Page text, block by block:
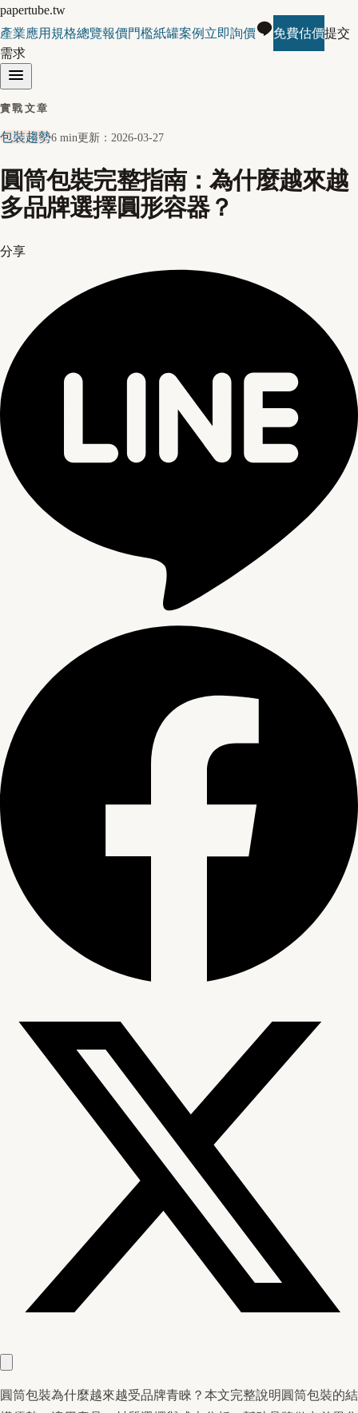
papertube.tw
產業應用 規格總覽報價門檻紙罐案例 立即詢價 免費估價提交
需求
實戰文章
包裝趨勢6 min更新： 2026-03-27
圓筒包裝完整指南：為什麼越來越
多品牌選擇圓形容器？
分享
圓筒包裝為什麼越來越受品牌青睞？本文完整說明圓筒包裝的結